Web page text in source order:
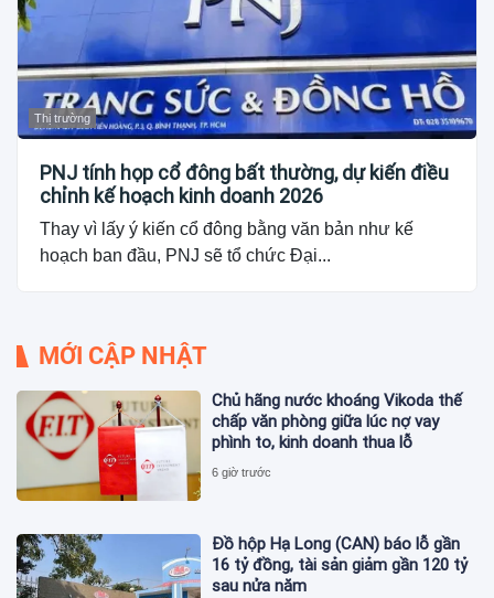
Thị trường
PNJ tính họp cổ đông bất thường, dự kiến điều
chỉnh kế hoạch kinh doanh 2026
Thay vì lấy ý kiến cổ đông bằng văn bản như kế
hoạch ban đầu, PNJ sẽ tổ chức Đại...
MỚI CẬP NHẬT
Chủ hãng nước khoáng Vikoda thế
chấp văn phòng giữa lúc nợ vay
phình to, kinh doanh thua lỗ
6 giờ trước
Đồ hộp Hạ Long (CAN) báo lỗ gần
16 tỷ đồng, tài sản giảm gần 120 tỷ
sau nửa năm